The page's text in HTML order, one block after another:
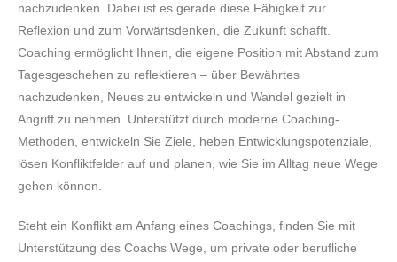
nachzudenken. Dabei ist es gerade diese Fähigkeit zur
Reflexion und zum Vorwärtsdenken, die Zukunft schafft.
Coaching ermöglicht Ihnen, die eigene Position mit Abstand zum
Tagesgeschehen zu reflektieren – über Bewährtes
nachzudenken, Neues zu entwickeln und Wandel gezielt in
Angriff zu nehmen. Unterstützt durch moderne Coaching-
Methoden, entwickeln Sie Ziele, heben Entwicklungspotenziale,
lösen Konfliktfelder auf und planen, wie Sie im Alltag neue Wege
gehen können.
Steht ein Konflikt am Anfang eines Coachings, finden Sie mit
Unterstützung des Coachs Wege, um private oder berufliche